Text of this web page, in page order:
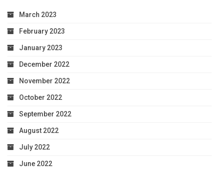
March 2023
February 2023
January 2023
December 2022
November 2022
October 2022
September 2022
August 2022
July 2022
June 2022